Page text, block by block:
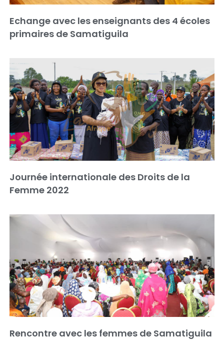
Echange avec les enseignants des 4 écoles
primaires de Samatiguila
Journée internationale des Droits de la
Femme 2022
Rencontre avec les femmes de Samatiguila